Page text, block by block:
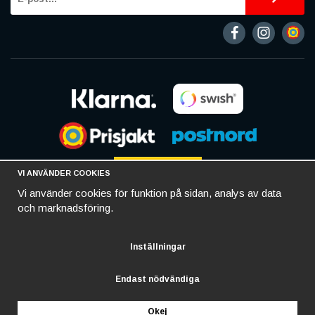
VI ANVÄNDER COOKIES
Vi använder cookies för funktion på sidan, analys av data
och marknadsföring.
Inställningar
Endast nödvändiga
Okej